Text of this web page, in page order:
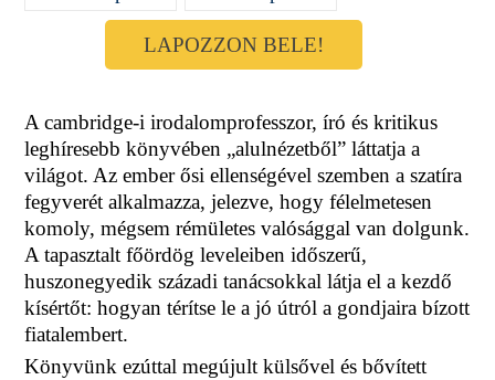
LAPOZZON BELE!
A cambridge-i irodalomprofesszor, író és kritikus
leghíresebb könyvében „alulnézetből” láttatja a
világot. Az ember ősi ellenségével szemben a szatíra
fegyverét alkalmazza, jelezve, hogy félelmetesen
komoly, mégsem rémületes valósággal van dolgunk.
A tapasztalt főördög leveleiben időszerű,
huszonegyedik századi tanácsokkal látja el a kezdő
kísértőt: hogyan térítse le a jó útról a gondjaira bízott
fiatalembert.
Könyvünk ezúttal megújult külsővel és bővített